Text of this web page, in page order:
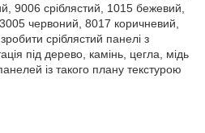
9006 сріблястий, 1015 бежевий,
червоний, 8017 коричневий,
сріблястий панелі з
під дерево, камінь, цегла, мідь
із такого плану текстурою